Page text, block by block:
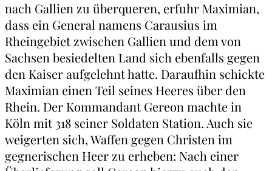
nach Gallien zu überqueren, erfuhr Maximian,
dass ein General namens Carausius im
Rheingebiet zwischen Gallien und dem von
Sachsen besiedelten Land sich ebenfalls gegen
den Kaiser aufgelehnt hatte. Daraufhin schickte
Maximian einen Teil seines Heeres über den
Rhein. Der Kommandant Gereon machte in
Köln mit 318 seiner Soldaten Station. Auch sie
weigerten sich, Waffen gegen Christen im
gegnerischen Heer zu erheben: Nach einer